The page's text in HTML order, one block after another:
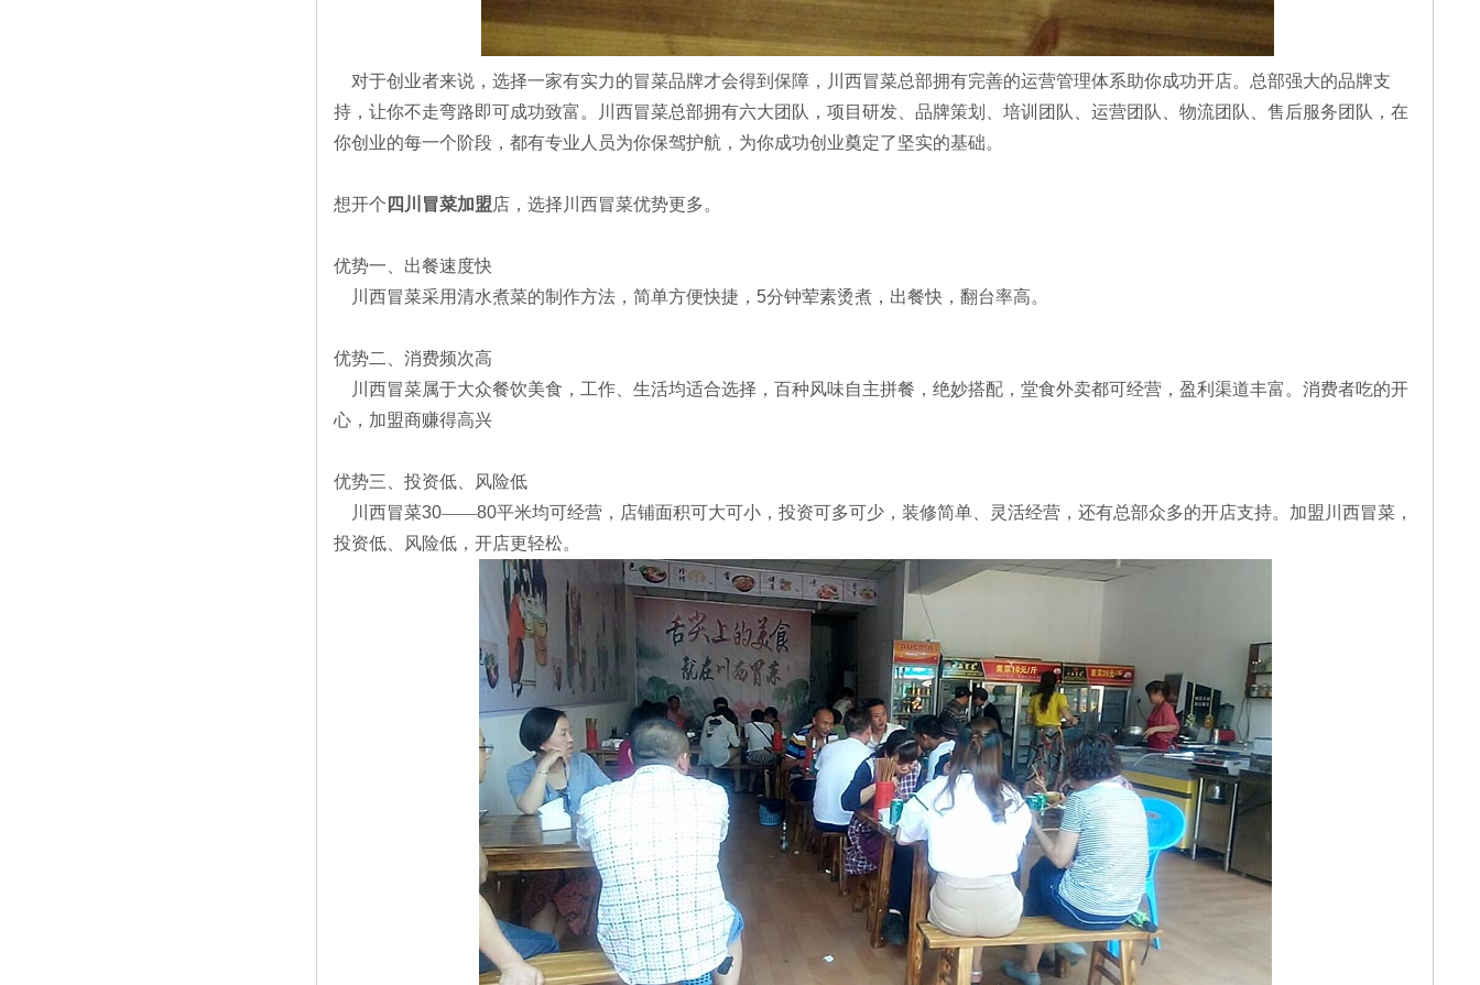
对于创业者来说，选择一家有实力的冒菜品牌才会得到保障，川西冒菜总部拥有完善的运营管理体系助你成功开店。总部强大的品牌支
持，让你不走弯路即可成功致富。川西冒菜总部拥有六大团队，项目研发、品牌策划、培训团队、运营团队、物流团队、售后服务团队，在
你创业的每一个阶段，都有专业人员为你保驾护航，为你成功创业奠定了坚实的基础。
想开个 四川冒菜加盟店，选择川西冒菜优势更多。
优势一、出餐速度快
川西冒菜采用清水煮菜的制作方法，简单方便快捷， 5分钟荤素烫煮，出餐快，翻台率高。
优势二、消费频次高
川西冒菜属于大众餐饮美食，工作、生活均适合选择，百种风味自主拼餐，绝妙搭配，堂食外卖都可经营，盈利渠道丰富。消费者吃的开
心，加盟商赚得高兴
优势三、投资低、风险低
川西冒菜30――80平米均可经营，店铺面积可大可小，投资可多可少，装修简单、灵活经营，还有总部众多的开店支持。加盟川西冒菜，
投资低、风险低，开店更轻松。